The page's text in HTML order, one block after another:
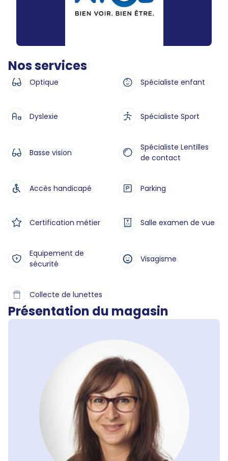
Nos services
Optique Spécialiste enfant
Dyslexie Spécialiste Sport
Basse vision
Spécialiste Lentilles
de contact
Accès handicapé Parking
Certification métier Salle examen de vue
Equipement de
sécurité
Visagisme
Collecte de lunettes
Présentation du magasin